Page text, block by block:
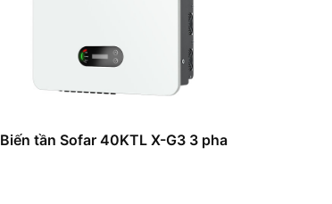
Biến tần Sofar 40KTL X-G3 3 pha